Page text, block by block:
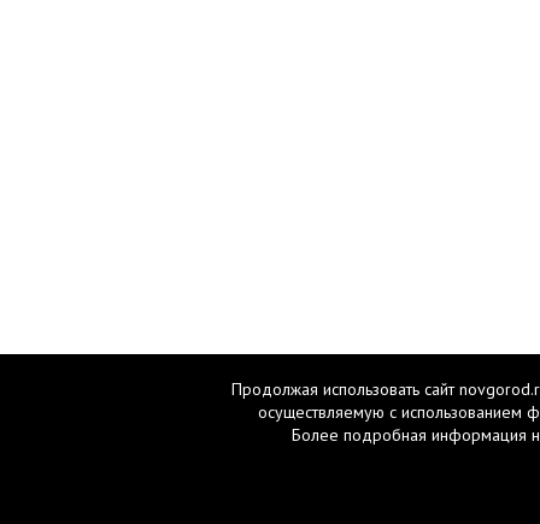
Продолжая использовать сайт
осуществляемую с использованием
Более подробная информация